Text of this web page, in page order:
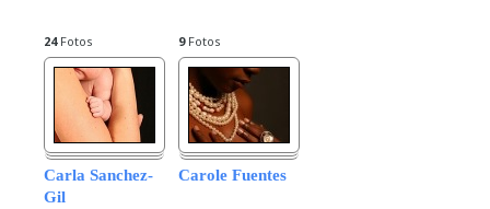
24Fotos 9Fotos
Carla Sanchez-
Gil
Carole Fuentes